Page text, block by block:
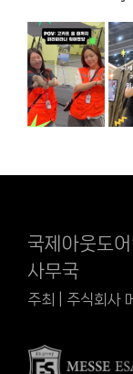
국제아웃도
사무국
주최 | 주식회사